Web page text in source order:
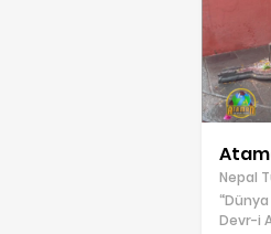
Nepal
Devr-i